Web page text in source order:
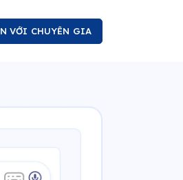
VỚI CHUYÊN GIA